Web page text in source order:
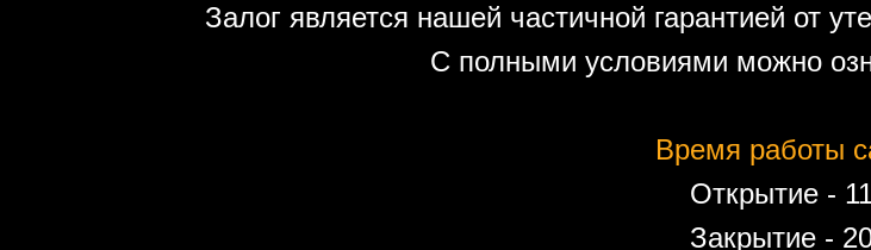
Залог является нашей частичной гарантией от
С полными условиями можно
Время работы
Открытие -
Закрытие -